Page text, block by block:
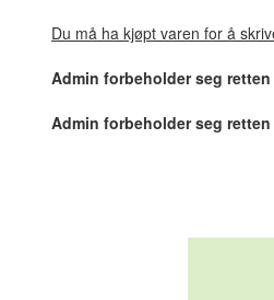
Du må ha kjøpt varen for å
Admin forbeholder seg
Admin forbeholder seg